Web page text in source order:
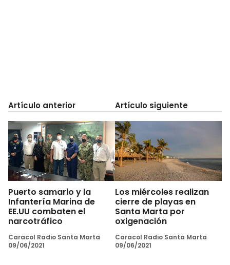
Artículo anterior
Puerto samario y la
Infantería Marina de
EE.UU combaten el
narcotráfico
Caracol Radio Santa Marta
09/06/2021
Artículo siguiente
Los miércoles realizan
cierre de playas en
Santa Marta por
oxigenación
Caracol Radio Santa Marta
09/06/2021